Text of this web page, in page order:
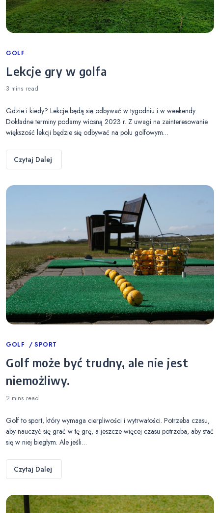
Categories
GOLF
Lekcje gry w golfa
3 mins read
Gdzie i kiedy? Lekcje będą się odbywać w tygodniu i w weekendy.
Dokładne terminy podamy wiosną 2023 r. Z uwagi na zainteresowanie
większość lekcji będzie się odbywać na polu golfowym…
Czytaj Dalej
Categories
GOLF SPORT
Golf może być trudny, ale nie jest
niemożliwy.
2 mins read
Golf to sport, który wymaga cierpliwości i wytrwałości. Potrzeba czasu,
aby nauczyć się grać w tę grę, a jeszcze więcej czasu potrzeba, aby stać
się w niej biegłym. Ale jeśli…
Czytaj Dalej